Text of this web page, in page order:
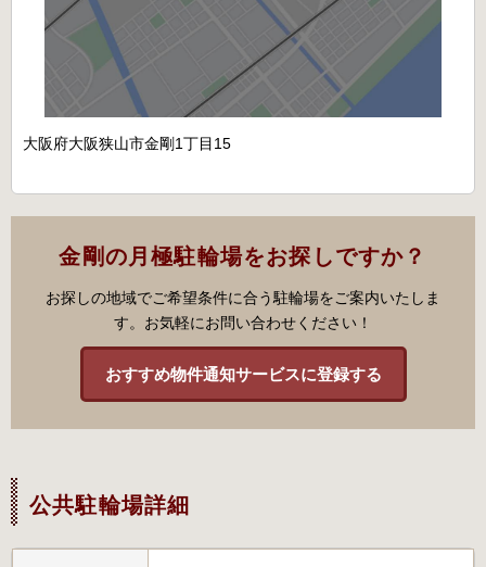
大阪府大阪狭山市金剛1丁目15
金剛の月極駐輪場をお探しですか？
お探しの地域でご希望条件に合う駐輪場をご案内いたしま
す。お気軽にお問い合わせください！
おすすめ物件通知サービスに登録する
公共駐輪場詳細